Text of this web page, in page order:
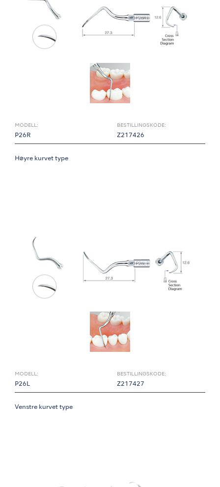
MODELL:
P26R
BESTILLINGSKODE:
Z217426
Høyre kurvet type
MODELL:
P26L
BESTILLINGSKODE:
Z217427
Venstre kurvet type